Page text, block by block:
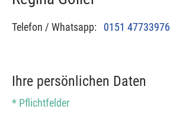
Telefon / Whatsapp: 0151 47733976
Ihre persönlichen Daten
* Pflichtfelder